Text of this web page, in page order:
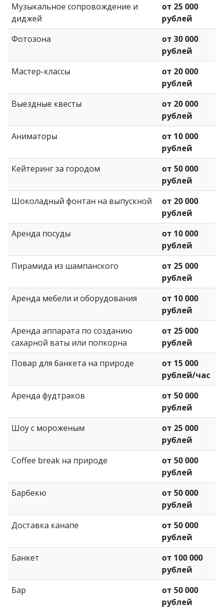
Музыкальное сопровождение и
диджей
от 25 000
рублей
Фотозона
от 30 000
рублей
Мастер-классы
от 20 000
рублей
Выездные квесты
от 20 000
рублей
Аниматоры
от 10 000
рублей
Кейтеринг за городом
от 50 000
рублей
Шоколадный фонтан на выпускной
от 20 000
рублей
Аренда посуды
от 10 000
рублей
Пирамида из шампанского
от 25 000
рублей
Аренда мебели и оборудования
от 10 000
рублей
Аренда аппарата по созданию
сахарной ваты или попкорна
от 25 000
рублей
Повар для банкета на природе
от 15 000
рублей/час
Аренда фудтраков
от 50 000
рублей
Шоу с мороженым
от 25 000
рублей
Coffee break на природе
от 50 000
рублей
Барбекю
от 50 000
рублей
Доставка канапе
от 50 000
рублей
Банкет
от 100 000
рублей
Бар
от 50 000
рублей